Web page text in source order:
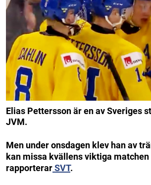
Elias Pettersson är en av Sveriges
JVM.
Men under onsdagen klev han av
kan missa kvällens viktiga
rapporterarSVT.